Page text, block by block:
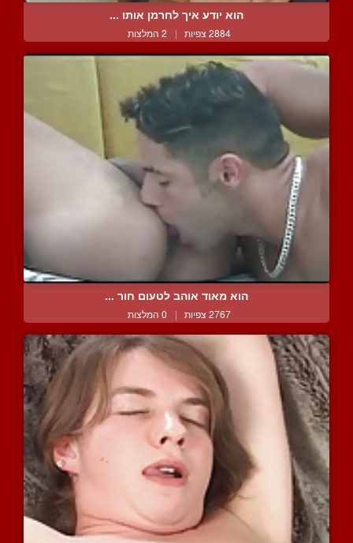
הוא יודע איך לחרמן אותו ...
2884 צפיות | 2 המלצות
הוא מאוד אוהב לטעום חור ...
2767 צפיות | 0 המלצות